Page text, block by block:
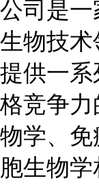
公司是
生物技
提供一
格竞争力
物学、
胞生物